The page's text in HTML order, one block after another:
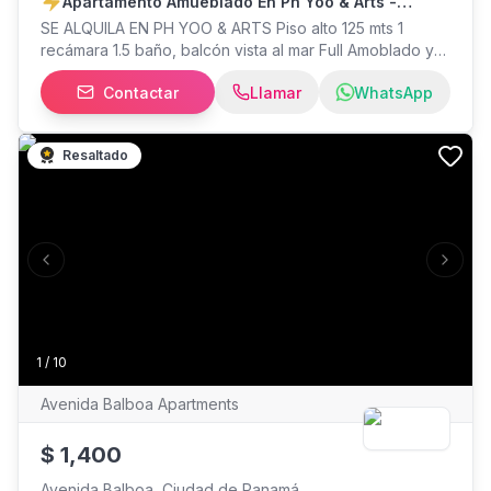
Avenida Balboa
SE ALQUILA EN PH YOO & ARTS Piso alto 125 mts 1
recámara 1.5 baño, balcón vista al mar Full Amoblado y
equipado 1 estacionamiento $2,400 renta mensual
Contactar
Llamar WhatsApp
1 / 10
Previous slide Next
Resaltado
Avenida Balboa Apartments
$ 1,400